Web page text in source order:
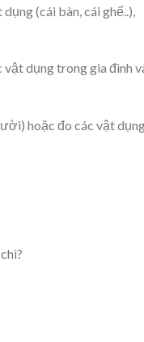
(cái bàn, cái ghế..),
dụng trong gia đình
hoặc đo các vật